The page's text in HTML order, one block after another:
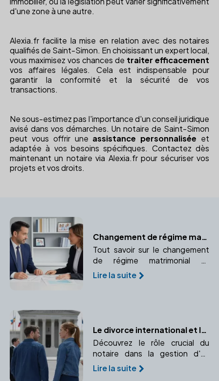
d'une zone à une autre.
Alexia.fr facilite la mise en relation avec des notaires
qualifiés de Saint-Simon. En choisissant un expert local,
vous maximisez vos chances de traiter efficacement
vos affaires légales. Cela est indispensable pour
garantir la conformité et la sécurité de vos
transactions.
Ne sous-estimez pas l'importance d'un conseil juridique
avisé dans vos démarches. Un notaire de Saint-Simon
peut vous offrir une assistance personnalisée et
adaptée à vos besoins spécifiques. Contactez dès
maintenant un notaire via Alexia.fr pour sécuriser vos
projets et vos droits.
Changement de régime matrimonial
Tout savoir sur le changement
de régime matrimonial et
pourquoi consulter un notaire
pour cette démarche
Lire la suite
Le divorce international et le rôle essentiel du notaire
Découvrez le rôle crucial du
notaire dans la gestion d'un
divorce international, de
l'application des conventions
Lire la suite